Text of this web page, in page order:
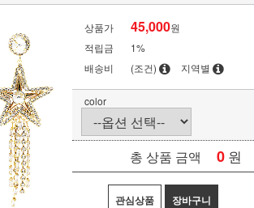
상품가 45,000원
적립금
1%
배송비
(조건) 지역별
color
총 상품 금액 0 원
관심상품 장바구니